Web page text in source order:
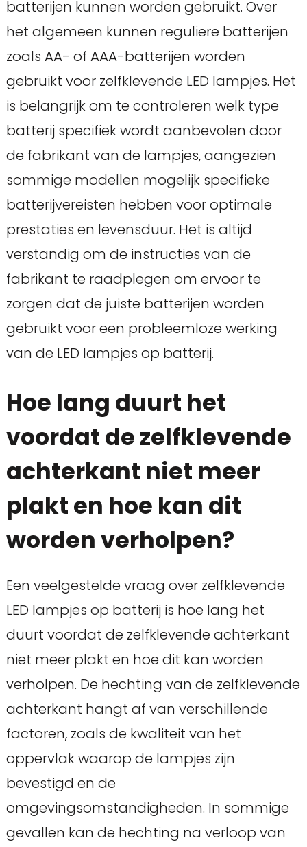
batterijen kunnen worden gebruikt. Over
het algemeen kunnen reguliere batterijen
zoals AA- of AAA-batterijen worden
gebruikt voor zelfklevende LED lampjes. Het
is belangrijk om te controleren welk type
batterij specifiek wordt aanbevolen door
de fabrikant van de lampjes, aangezien
sommige modellen mogelijk specifieke
batterijvereisten hebben voor optimale
prestaties en levensduur. Het is altijd
verstandig om de instructies van de
fabrikant te raadplegen om ervoor te
zorgen dat de juiste batterijen worden
gebruikt voor een probleemloze werking
van de LED lampjes op batterij.
Hoe lang duurt het
voordat de zelfklevende
achterkant niet meer
plakt en hoe kan dit
worden verholpen?
Een veelgestelde vraag over zelfklevende
LED lampjes op batterij is hoe lang het
duurt voordat de zelfklevende achterkant
niet meer plakt en hoe dit kan worden
verholpen. De hechting van de zelfklevende
achterkant hangt af van verschillende
factoren, zoals de kwaliteit van het
oppervlak waarop de lampjes zijn
bevestigd en de
omgevingsomstandigheden. In sommige
gevallen kan de hechting na verloop van